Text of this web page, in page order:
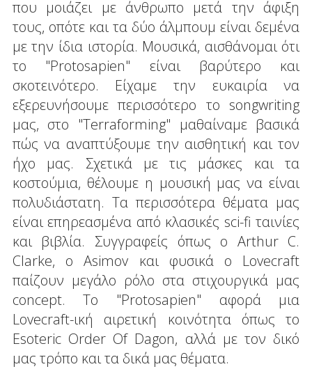
που μοιάζει με άνθρωπο μετά την άφιξη
τους, οπότε και τα δύο άλμπουμ είναι δεμένα
με την ίδια ιστορία. Μουσικά, αισθάνομαι ότι
το "Protosapien" είναι βαρύτερο και
σκοτεινότερο. Είχαμε την ευκαιρία να
εξερευνήσουμε περισσότερο το songwriting
μας, στο "Terraforming" μαθαίναμε βασικά
πώς να αναπτύξουμε την αισθητική και τον
ήχο μας. Σχετικά με τις μάσκες και τα
κοστούμια, θέλουμε η μουσική μας να είναι
πολυδιάστατη. Τα περισσότερα θέματα μας
είναι επηρεασμένα από κλασικές sci-fi ταινίες
και βιβλία. Συγγραφείς όπως ο Arthur C.
Clarke, ο Asimov και φυσικά ο Lovecraft
παίζουν μεγάλο ρόλο στα στιχουργικά μας
concept. Το "Protosapien" αφορά μια
Lovecraft-ική αιρετική κοινότητα όπως το
Esoteric Order Of Dagon, αλλά με τον δικό
μας τρόπο και τα δικά μας θέματα.